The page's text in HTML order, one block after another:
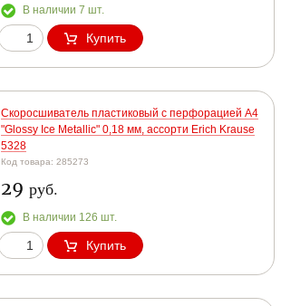
В наличии 7 шт.
Купить
Скоросшиватель пластиковый с перфорацией А4
"Glossy Ice Metallic" 0,18 мм, ассорти Erich Krause
5328
Код товара: 285273
29 руб.
В наличии 126 шт.
Купить